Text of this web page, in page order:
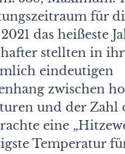
für
das heißeste
stellten in
eindeutigen
zwischen
und der Zahl
eine
Temperatur